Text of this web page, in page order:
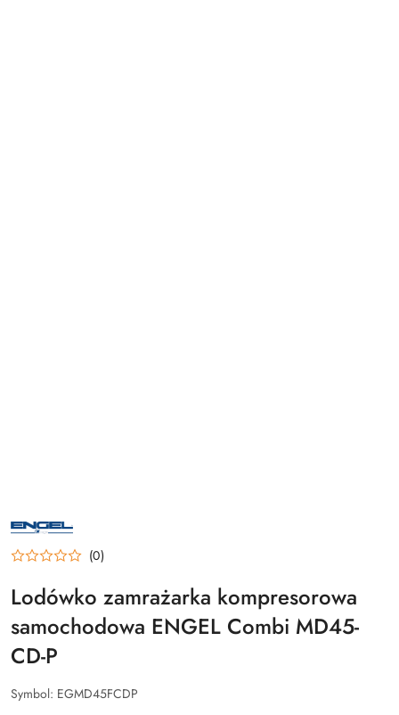
NAZWA
PRODUCENTA:
ENGEL (0)
Lodówko zamrażarka kompresorowa
samochodowa ENGEL Combi MD45-
CD-P
Symbol: EGMD45FCDP